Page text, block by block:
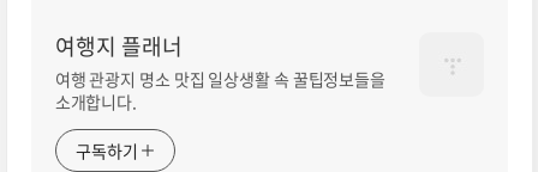
여행지 플래너
여행 관광지 명소 맛집 일상생활 속 꿀팁정보들을
소개합니다.
구독하기